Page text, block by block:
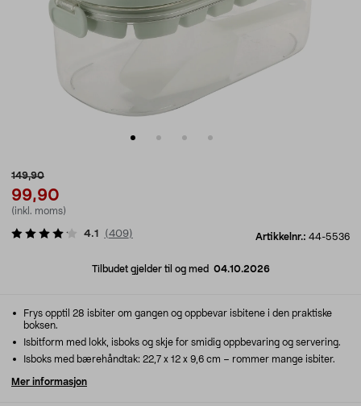
149,90
99,90
(inkl. moms)
Artikkelnr.: 44-5536
4.1 (409)
Tilbudet gjelder til og med 04.10.2026
Frys opptil 28 isbiter om gangen og oppbevar isbitene i den praktiske
boksen.
Isbitform med lokk, isboks og skje for smidig oppbevaring og servering.
Isboks med bærehåndtak: 22,7 x 12 x 9,6 cm – rommer mange isbiter.
Mer informasjon